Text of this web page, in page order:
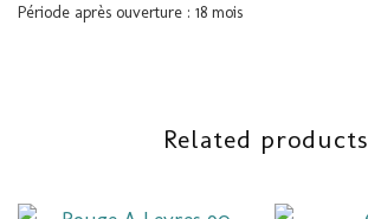
Période après ouverture : 18 mois
Related products